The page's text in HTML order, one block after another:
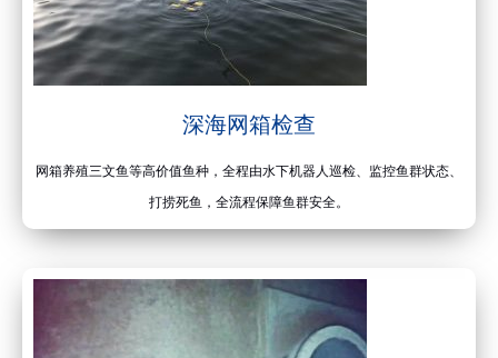
深海网箱检查
网箱养殖三文鱼等高价值鱼种，全程由水下机器人巡检、监控鱼群状态、
打捞死鱼，全流程保障鱼群安全。